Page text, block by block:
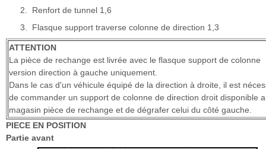
Renfort de tunnel 1,6
Flasque support traverse colonne de direction 1,3
ATTENTION
La pièce de rechange est livrée avec le flasque support de colonne
version direction à gauche uniquement.
Dans le cas d'un véhicule équipé de la direction à droite, il est
de commander un support de colonne de direction droit disponible
magasin pièce de rechange et de dégrafer celui du côté gauche.
PIECE EN POSITION
Partie avant